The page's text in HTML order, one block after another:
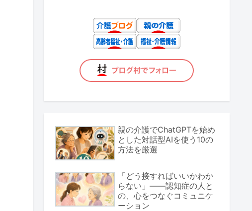
親の介護でChatGPTを始め
とした対話型AIを使う10の
方法を厳選
「どう接すればいいかわか
らない」――認知症の人と
の、心をつなぐコミュニケ
ーション